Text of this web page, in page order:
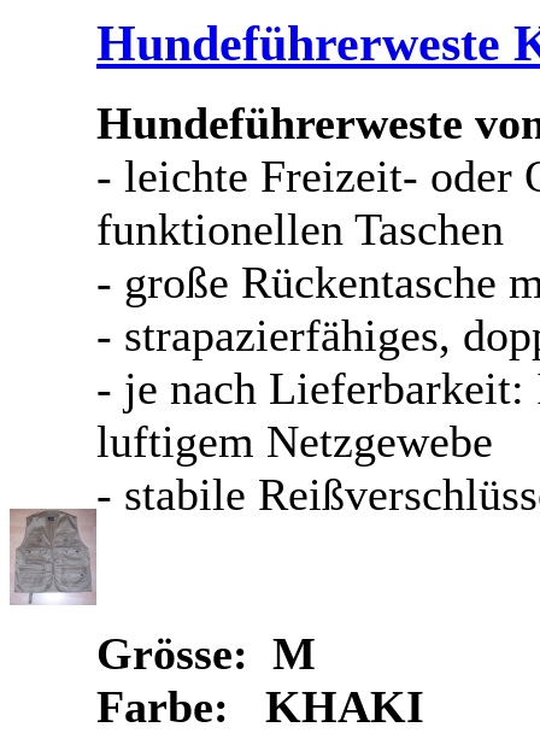
Hundeführerweste
Hundeführerweste
- leichte Freizeit- oder
funktionellen Taschen
- große Rückentasche
- strapazierfähiges,
- je nach
luftigem Netzgewebe
- stabile
Grösse: M
Farbe: KHAKI